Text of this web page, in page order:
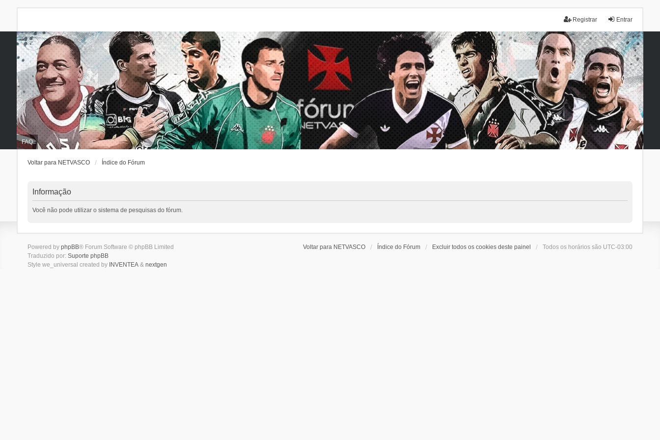
Entrar
Registrar
FAQ
Voltar para NETVASCO Índice do Fórum
Informação
Você não pode utilizar o sistema de pesquisas do fórum.
Voltar para NETVASCO Índice do Fórum Excluir todos os cookies deste painel Todos os horários são UTC-03:00
Powered by phpBB® Forum Software © phpBB Limited
Traduzido por: Suporte phpBB
Style we_universal created by INVENTEA& nextgen